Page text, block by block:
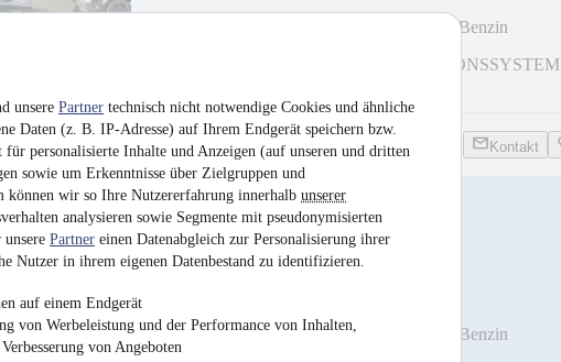
unsere Partner technisch nicht notwendige Cookies und ähnliche
Daten (z. B. IP-Adresse) auf Ihrem Endgerät speichern bzw.
personalisierte Inhalte und Anzeigen (auf unseren und dritten
sowie um Erkenntnisse über Zielgruppen und
können wir so Ihre Nutzererfahrung innerhalb unserer
analysieren sowie Segmente mit pseudonymisierten
Partner einen Datenabgleich zur Personalisierung ihrer
Nutzer in ihrem eigenen Datenbestand zu identifizieren.
auf einem Endgerät
von Werbeleistung und der Performance von Inhalten,
von Angeboten
•Benzin
NAVIGATIONSSYSTEM
Kontakt
Smart fortwo mhd softouch
52kW*PANO*KLIMA*SERVO*SHZ*
6.600 €
EZ 05/2013•83.000 km•52 kW (71 PS)
Benzin